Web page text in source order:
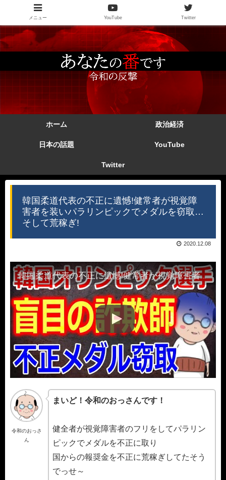
ホーム 政治経済
日本の話題 YouTube
Twitter
韓国柔道代表の不正に遺憾!健常者が視覚障
害者を装いパラリンピックでメダルを窃取…
そして荒稼ぎ!
2020.12.08
韓国柔道代表の不正に遺憾!健常者が視覚障害者を装いパラリンピックでメダルを窃取…そして荒稼ぎ!
令和のおっさ
ん
まいど！令和のおっさんです！
健全者が視覚障害者のフリをしてパラリン
ピックでメダルを不正に取り
国からの報奨金を不正に荒稼ぎしてたそう
でっせ～
メニュー YouTube Twitter